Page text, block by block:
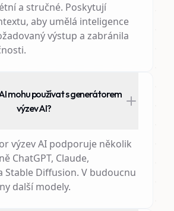
a stručné. Poskytují
aby umělá inteligence
výstup a zabránila
mohu používat s generátorem
výzev AI?
výzev AI podporuje několik
ChatGPT, Claude,
Stable Diffusion. V budoucnu
další modely.